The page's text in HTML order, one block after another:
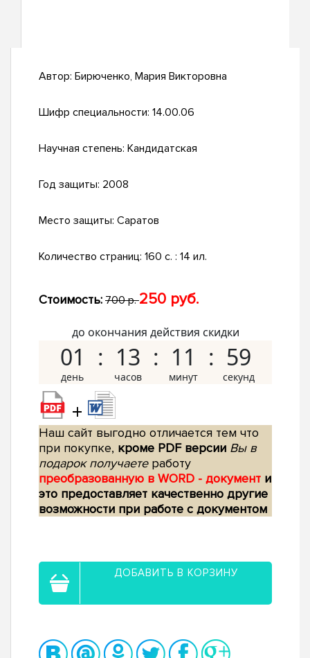
Автор: Бирюченко, Мария Викторовна
Шифр специальности: 14.00.06
Научная степень: Кандидатская
Год защиты: 2008
Место защиты: Саратов
Количество страниц: 160 с. : 14 ил.
Стоимость: 700 р.250 руб.
до окончания действия скидки
01 13 11 58
+
Наш сайт выгодно отличается тем что
при покупке, кроме PDF версии Вы в
подарок получаетеработу
преобразованную в WORD - документ и
это предоставляет качественно другие
возможности при работе с документом
ДОБАВИТЬ В КОРЗИНУ